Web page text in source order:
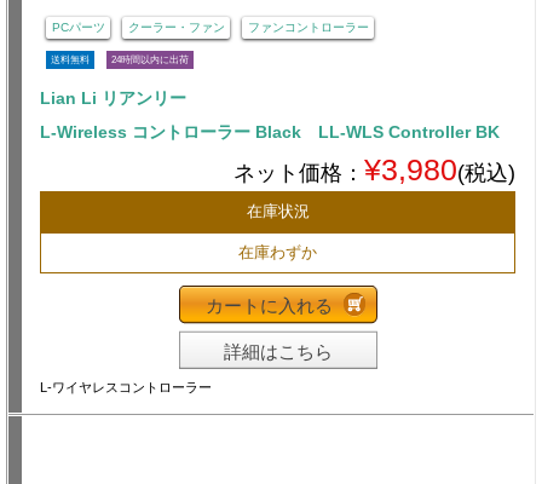
PCパーツ クーラー・ファン ファンコントローラー
送料無料 24時間以内に出荷
Lian Li リアンリー
L-Wireless コントローラー Black LL-WLS Controller BK
ネット価格： ¥3,980(税込)
在庫状況
在庫わずか
カートに入れる
詳細はこちら
L-ワイヤレスコントローラー